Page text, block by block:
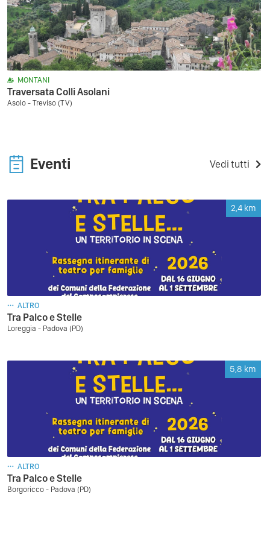
MONTANI
Traversata Colli Asolani
Asolo - Treviso (TV)
Eventi Vedi tutti
2,4 km
ALTRO
Tra Palco e Stelle
Loreggia - Padova (PD)
5,8 km
ALTRO
Tra Palco e Stelle
Borgoricco - Padova (PD)